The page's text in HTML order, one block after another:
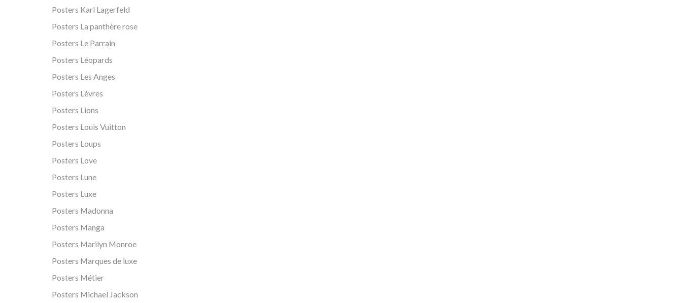
Posters Karl Lagerfeld
Posters La panthère rose
Posters Le Parrain
Posters Léopards
Posters Les Anges
Posters Lèvres
Posters Lions
Posters Louis Vuitton
Posters Loups
Posters Love
Posters Lune
Posters Luxe
Posters Madonna
Posters Manga
Posters Marilyn Monroe
Posters Marques de luxe
Posters Métier
Posters Michael Jackson